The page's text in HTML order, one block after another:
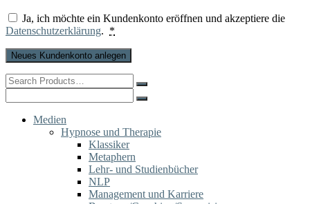
Ja, ich möchte ein Kundenkonto eröffnen und akzeptiere die
Datenschutzerklärung. *
Neues Kundenkonto anlegen
Search
for:
for:
Medien
Hypnose und Therapie
Klassiker
Metaphern
Lehr- und Studienbücher
NLP
Management und Karriere